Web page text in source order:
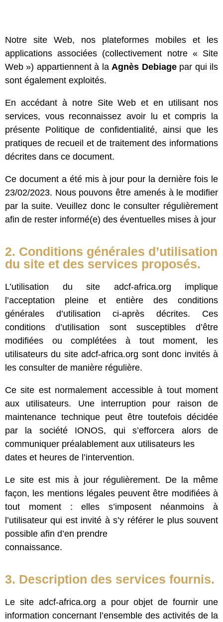
Notre site Web, nos plateformes mobiles et les
applications associées (collectivement notre « Site
Web ») appartiennent à laAgnès Debiage par qui ils
sont également exploités.
En accédant à notre Site Web et en utilisant nos
services, vous reconnaissez avoir lu et compris la
présente Politique de confidentialité, ainsi que les
pratiques de recueil et de traitement des informations
décrites dans ce document.
Ce document a été mis à jour pour la dernière fois le
23/02/2023. Nous pouvons être amenés à le modifier
par la suite. Veuillez donc le consulter régulièrement
afin de rester informé(e) des éventuelles mises à jour
2. Conditions générales d’utilisation
du site et des services proposés.
L’utilisation du site adcf-africa.org implique
l’acceptation pleine et entière des conditions
générales d’utilisation ci-après décrites. Ces
conditions d’utilisation sont susceptibles d’être
modifiées ou complétées à tout moment, les
utilisateurs du site adcf-africa.org sont donc invités à
les consulter de manière régulière.
Ce site est normalement accessible à tout moment
aux utilisateurs. Une interruption pour raison de
maintenance technique peut être toutefois décidée
par la société IONOS, qui s’efforcera alors de
communiquer préalablement aux utilisateurs les
dates et heures de l’intervention.
Le site est mis à jour régulièrement. De la même
façon, les mentions légales peuvent être modifiées à
tout moment : elles s’imposent néanmoins à
l’utilisateur qui est invité à s’y référer le plus souvent
possible afin d’en prendre
connaissance.
3. Description des services fournis.
Le site adcf-africa.org a pour objet de fournir une
information concernant l’ensemble des activités de la